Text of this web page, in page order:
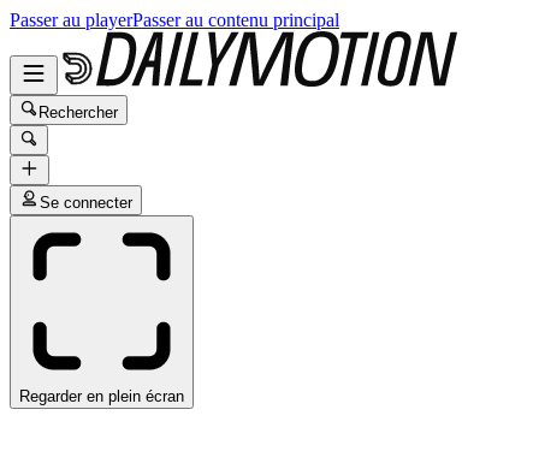
Passer au playerPasser au contenu principal
Rechercher
Se connecter
Regarder en plein écran